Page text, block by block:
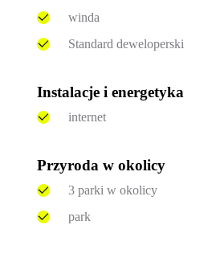
winda
Standard deweloperski
Instalacje i energetyka
internet
Przyroda w okolicy
3 parki w okolicy
park